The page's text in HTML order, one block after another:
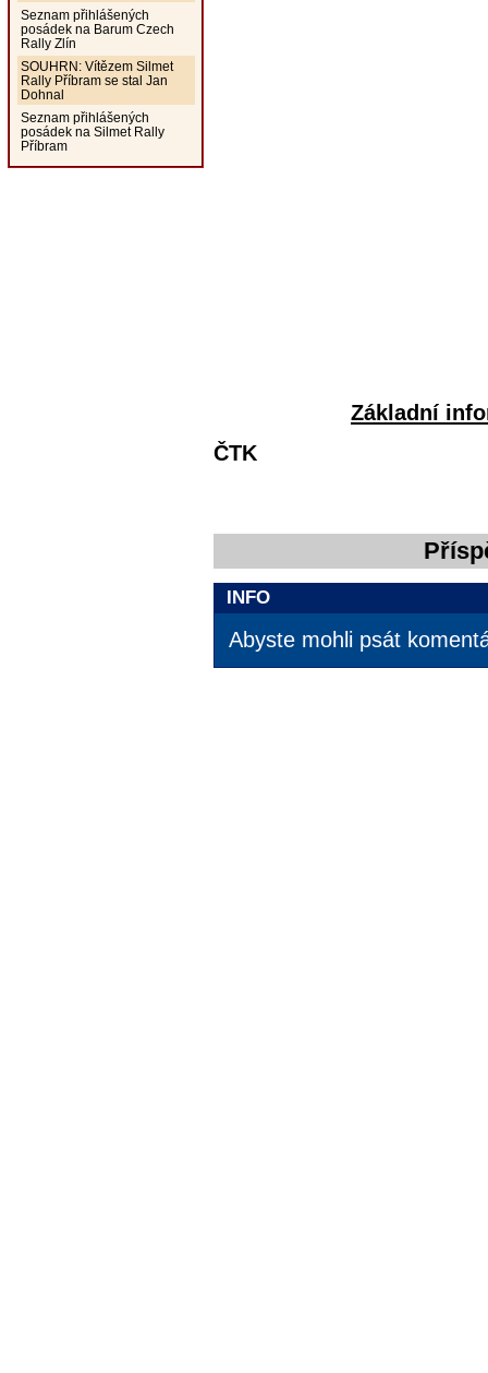
Seznam přihlášených
posádek na Barum Czech
Rally Zlín
SOUHRN: Vítězem Silmet
Rally Příbram se stal Jan
Dohnal
Seznam přihlášených
posádek na Silmet Rally
Příbram
Základní
ČTK
INFO
Abyste mohli psát